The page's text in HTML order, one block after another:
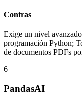
Contras
Exige un nivel
programación Python;
de documentos PDFs
6
PandasAI